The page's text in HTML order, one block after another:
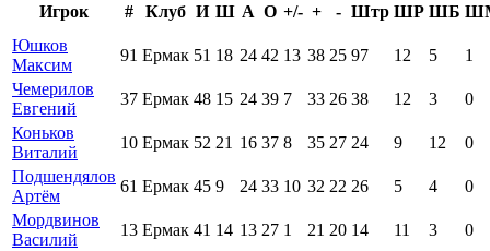
Игрок # Клуб И Ш А О +/- + - Штр ШР ШБ
Юшков
Максим
91 Ермак 51 18 24 42 13 38 25 97 12 5
1
Чемерилов
Евгений
37 Ермак 48 15 24 39 7 33 26 38 12 3
0
Коньков
Виталий
10 Ермак 52 21 16 37 8 35 27 24 9 12
0
Подшендялов
Артём
61 Ермак 45 9 24 33 10 32 22 26 5 4
0
Мордвинов
Василий
13 Ермак 41 14 13 27 1 21 20 14 11 3
0